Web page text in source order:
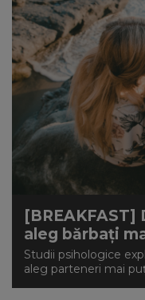
aleg bărbați
Studii psihologice
aleg parteneri mai